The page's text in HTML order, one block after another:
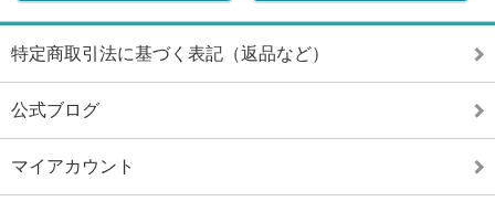
特定商取引法に基づく表記（返品など）
公式ブログ
マイアカウント